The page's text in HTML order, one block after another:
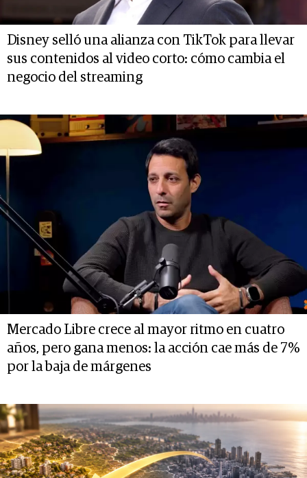
Disney selló una alianza con TikTok para llevar
sus contenidos al video corto: cómo cambia el
negocio del streaming
Mercado Libre crece al mayor ritmo en cuatro
años, pero gana menos: la acción cae más de 7%
por la baja de márgenes